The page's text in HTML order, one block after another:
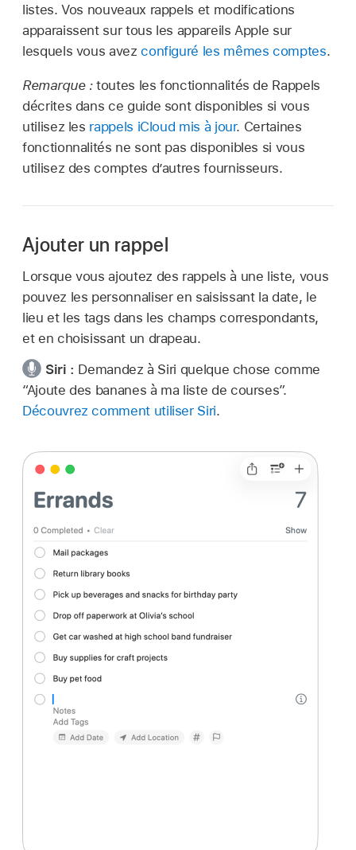
listes. Vos nouveaux rappels et modifications
apparaissent sur tous les appareils Apple sur
lesquels vous avezconfiguré les mêmes comptes.
Remarque :toutes les fonctionnalités de Rappels
décrites dans ce guide sont disponibles si vous
utilisez les rappels iCloud mis à jour. Certaines
fonctionnalités ne sont pas disponibles si vous
utilisez des comptes d’autres fournisseurs.
Ajouter un rappel
Lorsque vous ajoutez des rappels à une liste, vous
pouvez les personnaliser en saisissant la date, le
lieu et les tags dans les champs correspondants,
et en choisissant un drapeau.
Siri : Demandez à Siri quelque chose comme
“Ajoute des bananes à ma liste de courses”.
Découvrez comment utiliser Siri.